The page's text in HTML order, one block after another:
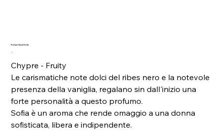
Profumi Verset Sofia
Prezzo
Chypre - Fruity
Le carismatiche note dolci del ribes nero e la notevole
presenza della vaniglia, regalano sin dall'inizio una
forte personalità a questo profumo.
Sofia è un aroma che rende omaggio a una donna
sofisticata, libera e indipendente.